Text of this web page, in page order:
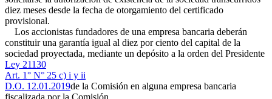
diez meses desde la fecha de otorgamiento del certificado
provisional.
Los accionistas fundadores de una empresa bancaria deberán
constituir una garantía igual al diez por ciento del capital de la
sociedad proyectada, mediante un depósito a la orden del Presidente
Ley 21130
Art. 1° N° 25 c) i y ii
D.O. 12.01.2019de la Comisión en alguna empresa bancaria
fiscalizada por la Comisión.